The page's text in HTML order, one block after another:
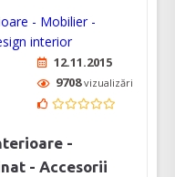
12.11.2015
9708vizualizări
-
- Accesorii